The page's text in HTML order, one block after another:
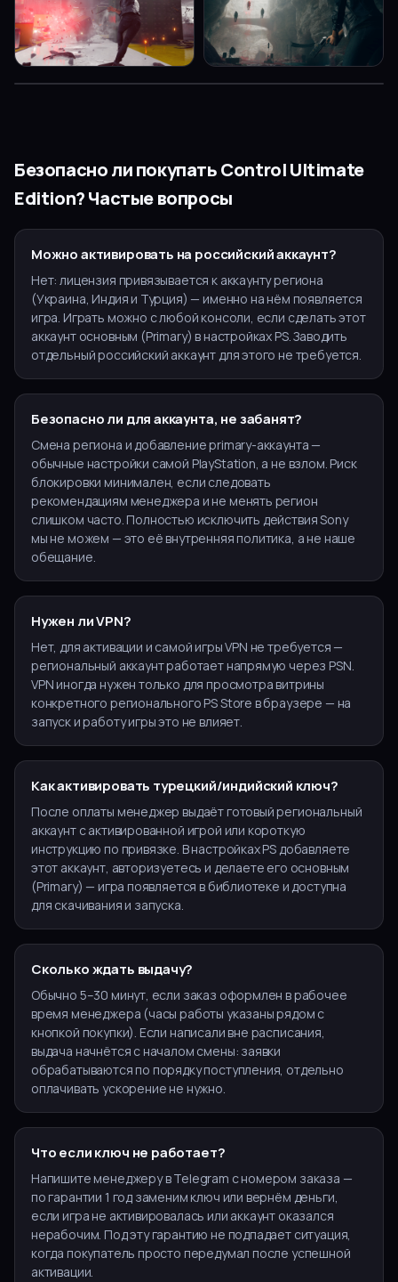
▶
Безопасно ли покупатьControl Ultimate
Edition? Частые вопросы
Можно активировать на российский аккаунт?
Нет: лицензия привязывается к аккаунту региона
(Украина, Индия и Турция) — именно на нём появляется
игра. Играть можно с любой консоли, если сделать этот
аккаунт основным (Primary) в настройках PS. Заводить
отдельный российский аккаунт для этого не требуется.
Безопасно ли для аккаунта, не забанят?
Смена региона и добавление primary-аккаунта —
обычные настройки самой PlayStation, а не взлом. Риск
блокировки минимален, если следовать
рекомендациям менеджера и не менять регион
слишком часто. Полностью исключить действия Sony
мы не можем — это её внутренняя политика, а не наше
обещание.
Нужен ли VPN?
Нет, для активации и самой игры VPN не требуется —
региональный аккаунт работает напрямую через PSN.
VPN иногда нужен только для просмотра витрины
конкретного регионального PS Store в браузере — на
запуск и работу игры это не влияет.
Как активировать турецкий/индийский ключ?
После оплаты менеджер выдаёт готовый региональный
аккаунт с активированной игрой или короткую
инструкцию по привязке. В настройках PS добавляете
этот аккаунт, авторизуетесь и делаете его основным
(Primary) — игра появляется в библиотеке и доступна
для скачивания и запуска.
Сколько ждать выдачу?
Обычно 5–30 минут, если заказ оформлен в рабочее
время менеджера (часы работы указаны рядом с
кнопкой покупки). Если написали вне расписания,
выдача начнётся с началом смены: заявки
обрабатываются по порядку поступления, отдельно
оплачивать ускорение не нужно.
Что если ключ не работает?
Напишите менеджеру в Telegram с номером заказа —
по гарантии 1 год заменим ключ или вернём деньги,
если игра не активировалась или аккаунт оказался
нерабочим. Под эту гарантию не подпадает ситуация,
когда покупатель просто передумал после успешной
активации.